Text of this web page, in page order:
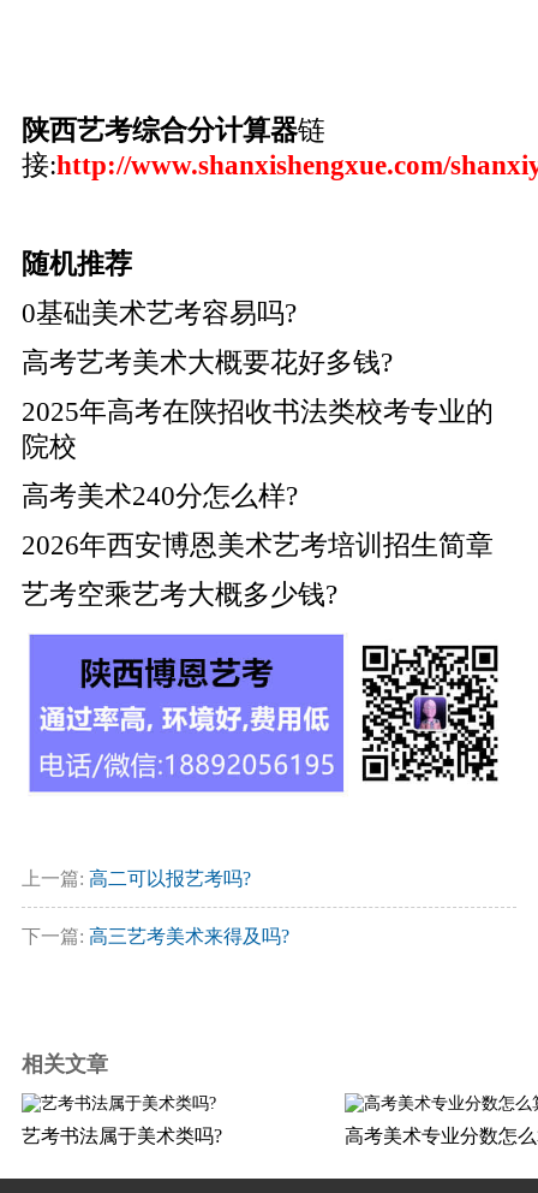
陕西艺考综合分计算器链
接:http://www.shanxishengxue.com/
随机推荐
0基础美术艺考容易吗?
高考艺考美术大概要花好多钱?
2025年高考在陕招收书法类校考专业的
院校
高考美术240分怎么样?
2026年西安博恩美术艺考培训招生简章
艺考空乘艺考大概多少钱?
上一篇: 高二可以报艺考吗?
下一篇: 高三艺考美术来得及吗?
相关文章
艺考书法属于美术类吗? 高考美术专业分数怎